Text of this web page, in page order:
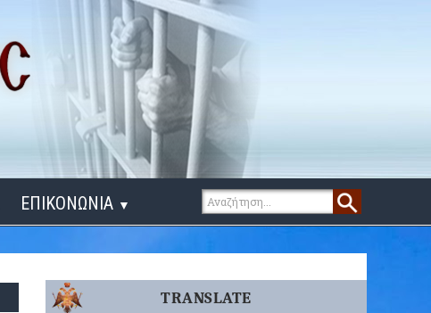
ΕΠΙΚΟΝΩΝΙΑ ▼
TRANSLATE